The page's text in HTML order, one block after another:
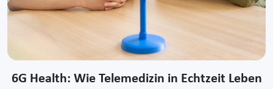
6G Health: Wie Telemedizin in Echtzeit Leben